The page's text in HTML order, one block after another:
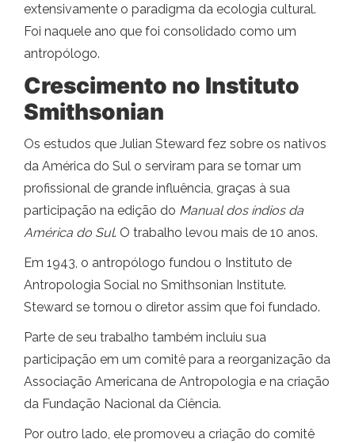
extensivamente o paradigma da ecologia cultural.
Foi naquele ano que foi consolidado como um
antropólogo.
Crescimento no Instituto
Smithsonian
Os estudos que Julian Steward fez sobre os nativos
da América do Sul o serviram para se tornar um
profissional de grande influência, graças à sua
participação na edição do Manual dos índios da
América do Sul. O trabalho levou mais de 10 anos.
Em 1943, o antropólogo fundou o Instituto de
Antropologia Social no Smithsonian Institute.
Steward se tornou o diretor assim que foi fundado.
Parte de seu trabalho também incluiu sua
participação em um comitê para a reorganização da
Associação Americana de Antropologia e na criação
da Fundação Nacional da Ciência.
Por outro lado, ele promoveu a criação do comitê